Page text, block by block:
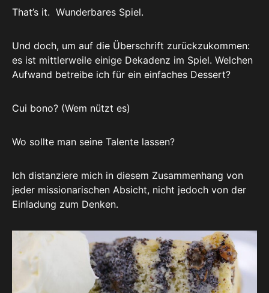
That’s it. Wunderbares Spiel.
Und doch, um auf die Überschrift zurückzukommen:
es ist mittlerweile einige Dekadenz im Spiel. Welchen
Aufwand betreibe ich für ein einfaches Dessert?
Cui bono? (Wem nützt es)
Wo sollte man seine Talente lassen?
Ich distanziere mich in diesem Zusammenhang von
jeder missionarischen Absicht, nicht jedoch von der
Einladung zum Denken.